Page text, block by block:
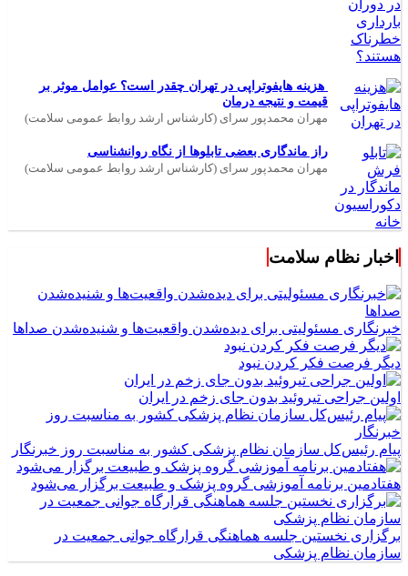
هزینه هایفوتراپی در تهران چقدر است؟ عوامل موثر بر
قیمت و نتیجه درمان
مهران محمدپور سرای (کارشناس ارشد روابط عمومی سلامت)
راز ماندگاری بعضی تابلوها از نگاه روانشناسی
مهران محمدپور سرای (کارشناس ارشد روابط عمومی سلامت)
اخبار نظام سلامت
خبرنگاری مسئولیتی برای دیده‌شدن واقعیت‌ها و شنیده‌شدن صداها
دیگر فرصت فکر کردن نبود
اولین جراحی تیروئید بدون جای زخم در ایران
پیام رئیس‌کل سازمان نظام پزشکی کشور به مناسبت روز خبرنگار
هفتادمین برنامه آموزشی گروه پزشک و طبیعت برگزار می‌شود
برگزاری نخستین جلسه هماهنگی قرارگاه جوانی جمعیت در
سازمان نظام پزشکی